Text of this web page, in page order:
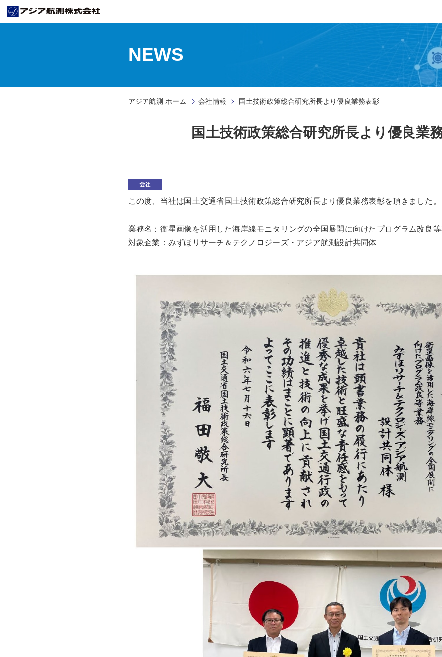
NEWS
アジア航測 ホーム 会社情報 国土技術政策総合研究所長より優良業務表彰
国土技術政策総合研究所長より優良業
この度、当社は国土交通省国土技術政策総合研究所長より優良業務表彰を頂きました。
業務名：衛星画像を活用した海岸線モニタリングの全国展開に向けたプログラム改良
対象企業：みずほリサーチ＆テクノロジーズ・アジア航測設計共同体